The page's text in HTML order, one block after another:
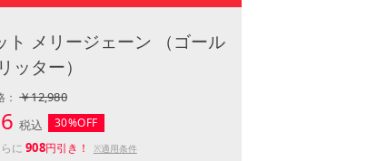
ト メリージェーン （ゴール
ッター）
：￥12,980
税込
30%OFF
らに908円引き！ ※適用条件